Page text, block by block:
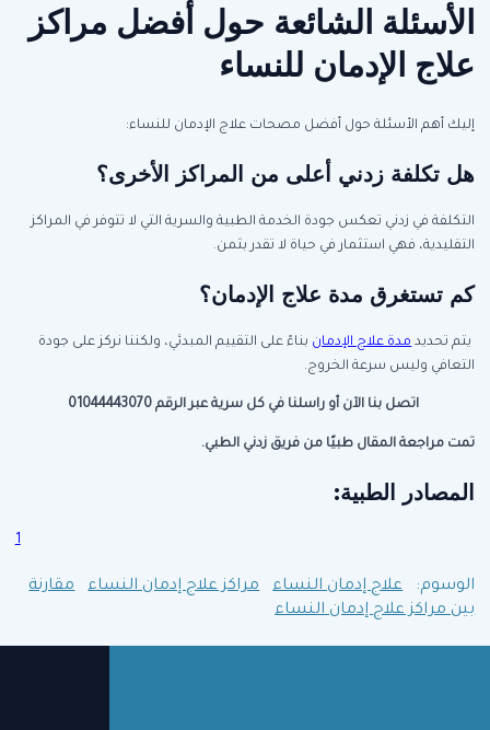
الأسئلة الشائعة حول أفضل مراكز
علاج الإدمان للنساء
إليك أهم الأسئلة حول أفضل مصحات علاج الإدمان للنساء:
هل تكلفة زدني أعلى من المراكز الأخرى؟
التكلفة في زدني تعكس جودة الخدمة الطبية والسرية التي لا تتوفر في المراكز
التقليدية، فهي استثمار في حياة لا تقدر بثمن.
كم تستغرق مدة علاج الإدمان؟
يتم تحديد مدة علاج الإدمان بناءً على التقييم المبدئي، ولكننا نركز على جودة
التعافي وليس سرعة الخروج.
اتصل بنا الآن أو راسلنا في كل سرية عبر الرقم 01044443070
تمت مراجعة المقال طبيًا من فريق زدني الطبي.
المصادر الطبية:
1
الوسوم: علاج إدمان النساء مراكز علاج إدمان النساء
مقارنة
بين مراكز علاج إدمان النساء